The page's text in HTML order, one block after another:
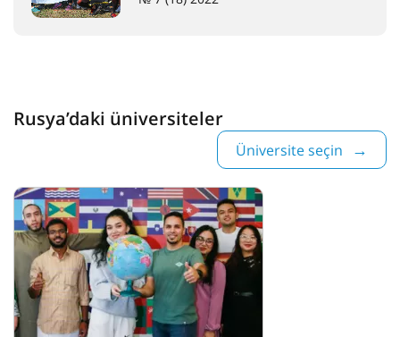
Rusya’daki üniversiteler
Üniversite seçin